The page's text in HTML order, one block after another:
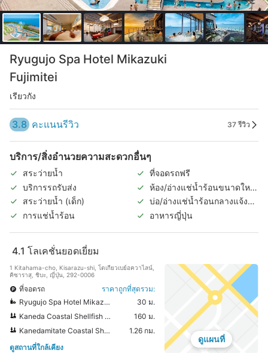
Ryugujo Spa Hotel Mikazuki
Fujimitei
เรียวกัง
3.8 คะแนนรีวิว 37 รีวิว
บริการ/สิ่งอำนวยความสะดวกอื่นๆ
สระว่ายน้ำ
ที่จอดรถฟรี
บริการรถรับส่ง
ห้อง/อ่างแช่น้ำร้อนขนาดใหญ่
ในร่ม
สระว่ายน้ำ (เด็ก)
บ่อ/อ่างแช่น้ำร้อนกลางแจ้ง
(แยกชายหญิง)
การแช่น้ำร้อน อาหารญี่ปุ่น
4.1 โลเคชั่นยอดเยี่ยม
1 Kitahama-cho, Kisarazu-shi, โตเกียวเบย์อควาไลน์,
คิซาราสุ, ชิบะ, ญี่ปุ่น, 292-0006
ที่จอดรถ
ราคาถูกที่สุดรวม:
Ryugujo Spa Hotel Mikazuki
30 ม.
Kaneda Coastal Shellfish Gathering Field
160 ม.
Kanedamitate Coastal Shellfish Gathering Field
1.26 กม.
ดูสถานที่ใกล้เคียง
ดูแผนที่